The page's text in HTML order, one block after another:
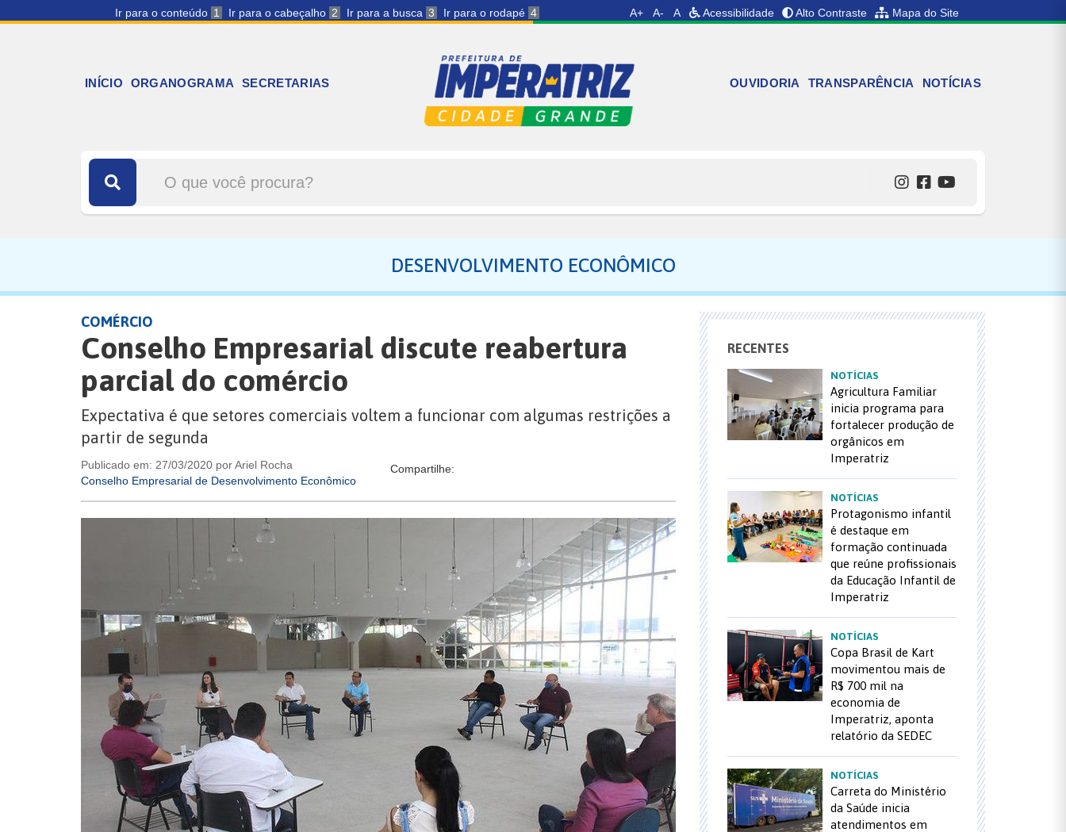
Ir para o conteúdo 1 Ir para o cabeçalho 2 Ir para a busca 3 Ir para o rodapé 4 A+ A- A Acessibilidade Alto Contraste Mapa do Site
INÍCIO ORGANOGRAMA SECRETARIAS OUVIDORIA TRANSPARÊNCIA NOTÍCIAS
DESENVOLVIMENTO ECONÔMICO
COMÉRCIO
Conselho Empresarial discute reabertura
parcial do comércio
Expectativa é que setores comerciais voltem a funcionar com algumas restrições a
partir de segunda
Publicado em: 27/03/2020 por Ariel Rocha
Conselho Empresarial de Desenvolvimento Econômico
Compartilhe:
RECENTES
NOTÍCIAS
Agricultura Familiar
inicia programa para
fortalecer produção de
orgânicos em
Imperatriz
NOTÍCIAS
Protagonismo infantil
é destaque em
formação continuada
que reúne profissionais
da Educação Infantil de
Imperatriz
NOTÍCIAS
Copa Brasil de Kart
movimentou mais de
R$ 700 mil na
economia de
Imperatriz, aponta
relatório da SEDEC
NOTÍCIAS
Carreta do Ministério
da Saúde inicia
atendimentos em